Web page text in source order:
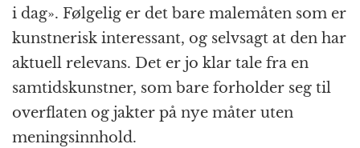
i dag». Følgelig er det bare malemåten som er
kunstnerisk interessant, og selvsagt at den har
aktuell relevans. Det er jo klar tale fra en
samtidskunstner, som bare forholder seg til
overflaten og jakter på nye måter uten
meningsinnhold.